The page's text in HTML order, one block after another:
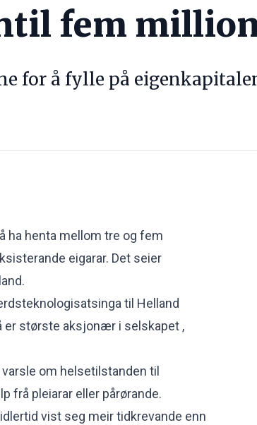
fem
for å fylle på
ha henta mellom tre og fem
eigarar. Det seier
til Helland
er største aksjonær i selskapet ,
om helsetilstanden til
frå pleiarar eller pårørande.
vist seg meir tidkrevande enn